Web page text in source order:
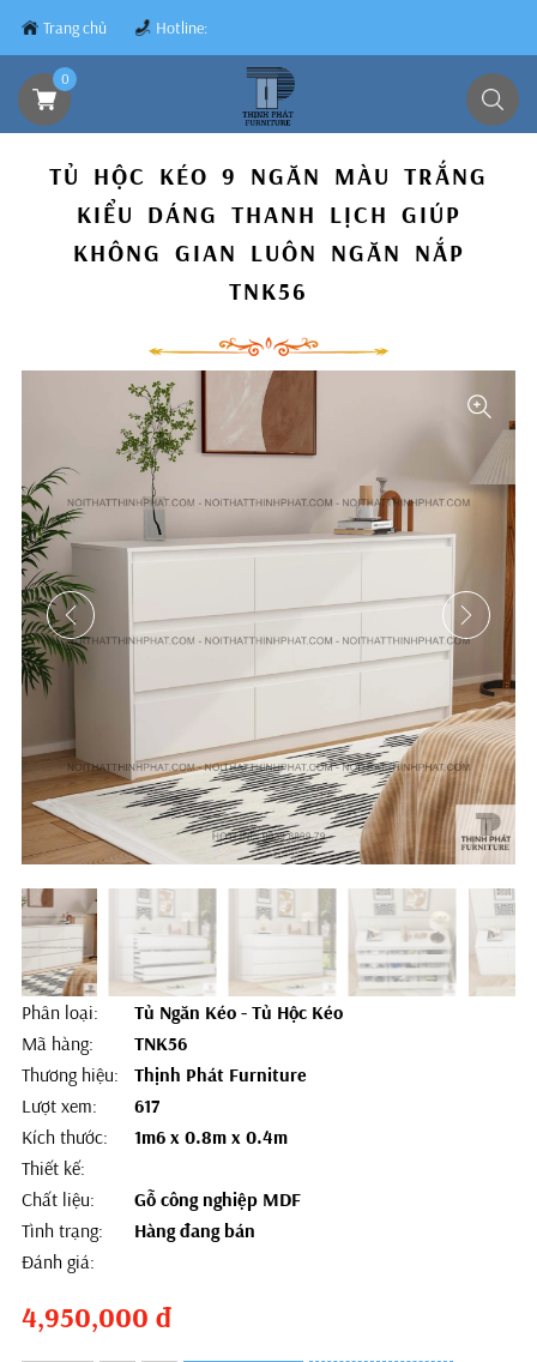
Trang chủ Hotline:
0839.8899.79
0
TỦ HỘC KÉO 9 NGĂN MÀU TRẮNG
KIỂU DÁNG THANH LỊCH GIÚP
KHÔNG GIAN LUÔN NGĂN NẮP
TNK56
Phân loại:
Tủ Ngăn Kéo - Tủ Hộc Kéo
Mã hàng:
TNK56
Thương hiệu:
Thịnh Phát Furniture
Lượt xem:
617
Kích thước:
1m6 x 0.8m x 0.4m
Thiết kế:
Chất liệu:
Gỗ công nghiệp MDF
Tình trạng:
Hàng đang bán
Đánh giá:
4,950,000 đ